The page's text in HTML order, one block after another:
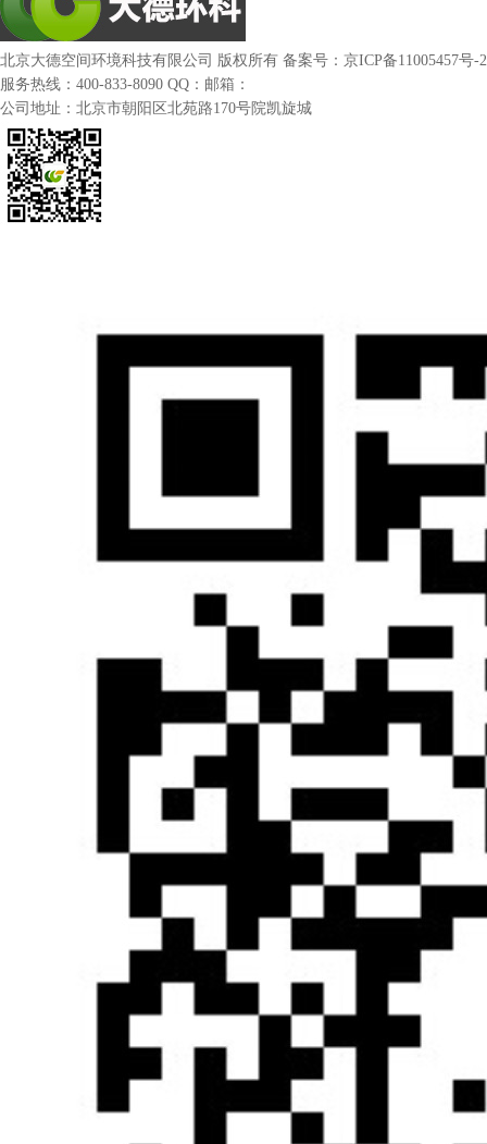
北京大德空间环境科技有限公司 版权所有 备案号： 京ICP备11005457号-2
服务热线：400-833-8090 QQ： 邮箱：
公司地址：北京市朝阳区北苑路170号院凯旋城